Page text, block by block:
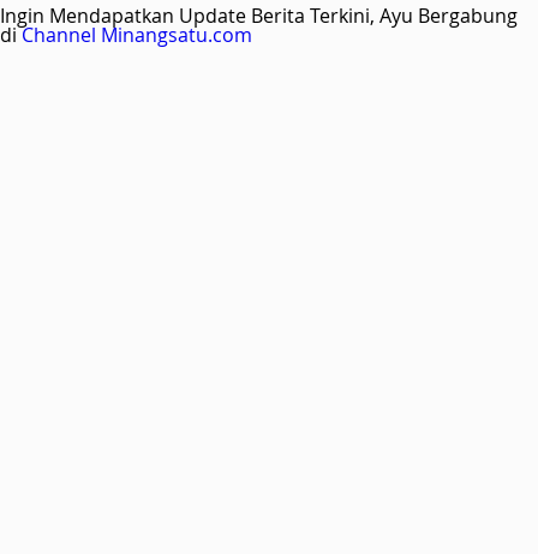
Ingin Mendapatkan Update Berita Terkini, Ayu Bergabung
diChannel Minangsatu.com